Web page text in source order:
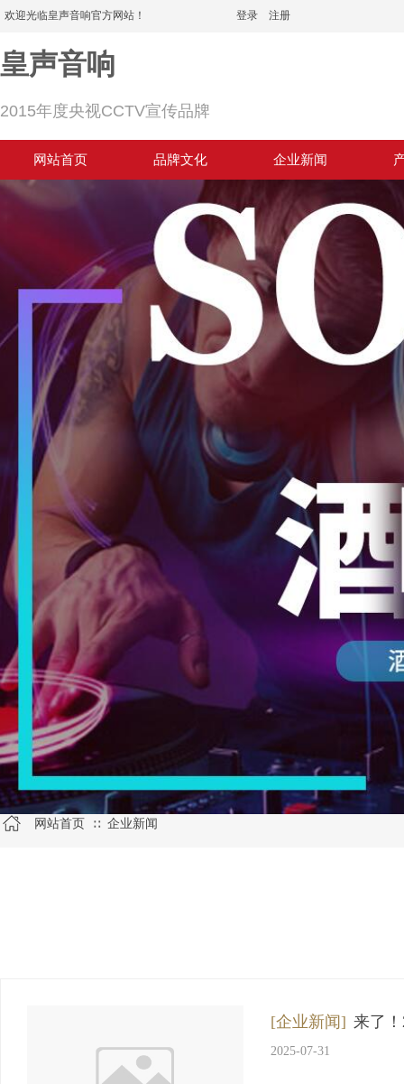
欢迎光临皇声音响官方网站！ 登录 注册
皇声音响
2015年度央视CCTV宣传品牌
网站首页 品牌文化 企业新闻
网站首页 ∷ 企业新闻
[企业新闻] 来了
2025-07-31